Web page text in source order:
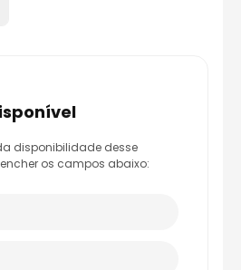
disponibilidade desse
os campos abaixo: